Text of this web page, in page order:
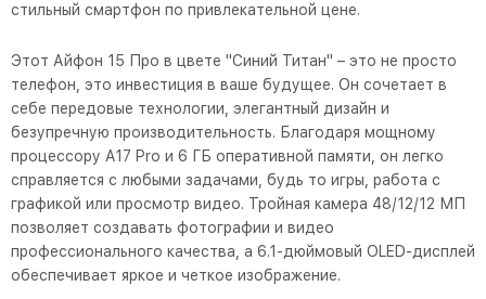
стильный смартфон по привлекательной цене.
Этот Айфон 15 Про в цвете "Синий Титан" – это не просто
телефон, это инвестиция в ваше будущее. Он сочетает в
себе передовые технологии, элегантный дизайн и
безупречную производительность. Благодаря мощному
процессору A17 Pro и 6 ГБ оперативной памяти, он легко
справляется с любыми задачами, будь то игры, работа с
графикой или просмотр видео. Тройная камера 48/12/12 МП
позволяет создавать фотографии и видео
профессионального качества, а 6.1-дюймовый OLED-дисплей
обеспечивает яркое и четкое изображение.